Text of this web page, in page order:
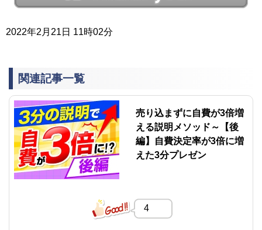
2022年2月21日 11時02分
関連記事一覧
売り込まずに自費が3倍増
える説明メソッド～【後
編】自費決定率が3倍に増
えた3分プレゼン
4